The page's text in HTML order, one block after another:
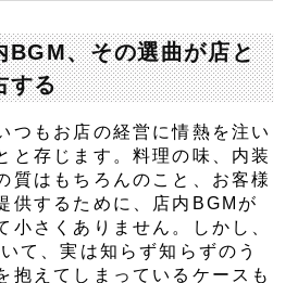
BGM、その選曲が店と
する
つもお店の経営に情熱を注い
と存じます。料理の味、内装
質はもちろんのこと、お客様
供するために、店内BGMが
小さくありません。しかし、
て、実は知らず知らずのう
抱えてしまっているケースも